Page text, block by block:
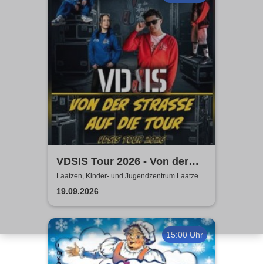
VDSIS Tour 2026 - Von der
Strasse auf die Tour
Laatzen, Kinder- und Jugendzentrum Laatzen
KiJuZ
19.09.2026
15:00 Uhr